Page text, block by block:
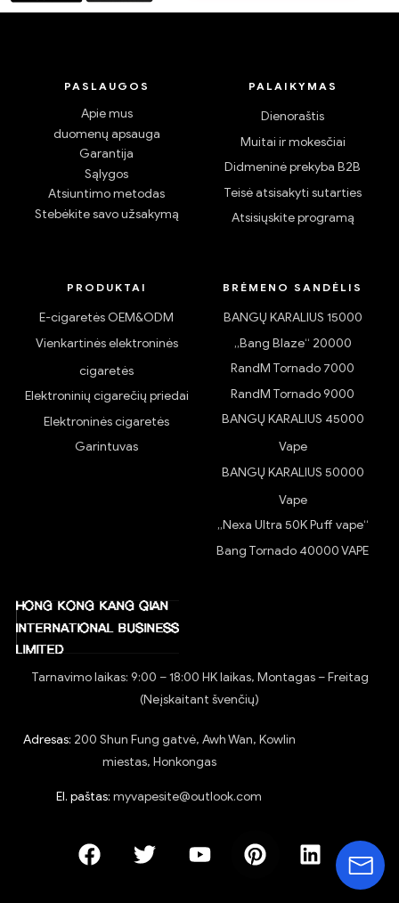
PASLAUGOS
Apie mus
duomenų apsauga
Garantija
Sąlygos
Atsiuntimo metodas
Stebėkite savo užsakymą
PALAIKYMAS
Dienoraštis
Muitai ir mokesčiai
Didmeninė prekyba B2B
Teisė atsisakyti sutarties
Atsisiųskite programą
PRODUKTAI
E-cigaretės OEM&ODM
Vienkartinės elektroninės
cigaretės
Elektroninių cigarečių priedai
Elektroninės cigaretės
Garintuvas
BRĖMENO SANDĖLIS
BANGŲ KARALIUS 15000
„Bang Blaze“ 20000
RandM Tornado 7000
RandM Tornado 9000
BANGŲ KARALIUS 45000
Vape
BANGŲ KARALIUS 50000
Vape
„Nexa Ultra 50K Puff vape“
Bang Tornado 40000 VAPE
Tarnavimo laikas: 9:00 – 18:00 HK laikas, Montagas – Freitag
(Neįskaitant švenčių)
Adresas: 200 Shun Fung gatvė, Awh Wan, Kowlin
miestas, Honkongas
El. paštas: myvapesite@outlook.com